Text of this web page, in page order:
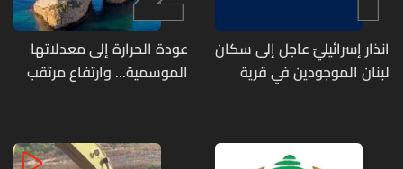
انذار إسرائيليّ عاجل إلى سكان
لبنان الموجودين في قرية
عودة الحرارة إلى معدلاتها
الموسمية... وارتفاع مرتقب